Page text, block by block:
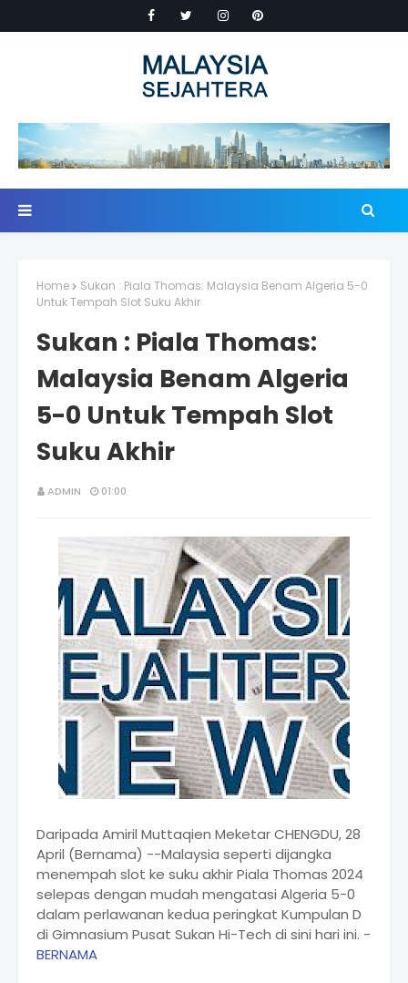
Home
Sukan : Piala Thomas: Malaysia Benam Algeria 5-0
Untuk Tempah Slot Suku Akhir
Sukan : Piala Thomas:
Malaysia Benam Algeria
5-0 Untuk Tempah Slot
Suku Akhir
ADMIN 01:00
Daripada Amiril Muttaqien Meketar CHENGDU, 28
April (Bernama) --Malaysia seperti dijangka
menempah slot ke suku akhir Piala Thomas 2024
selepas dengan mudah mengatasi Algeria 5-0
dalam perlawanan kedua peringkat Kumpulan D
di Gimnasium Pusat Sukan Hi-Tech di sini hari ini. -
BERNAMA